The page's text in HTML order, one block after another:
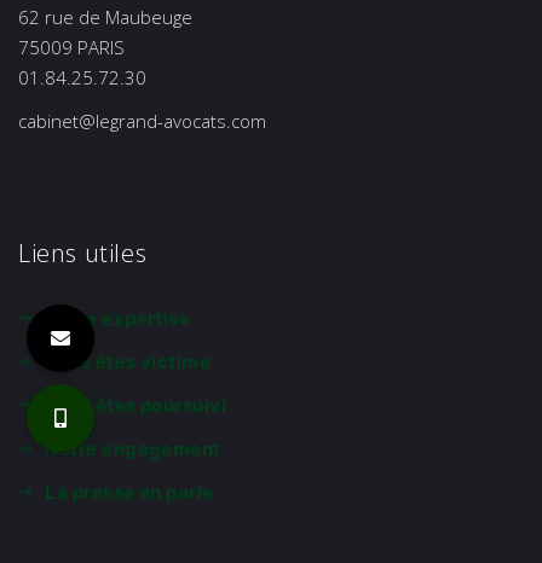
62 rue de Maubeuge
75009 PARIS
01.84.25.72.30
cabinet@legrand-avocats.com
Liens utiles
Notre expertise
Vous êtes victime
Vous êtes poursuivi
Notre engagement
La presse en parle